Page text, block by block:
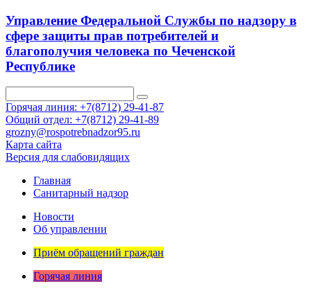
Управление Федеральной Службы по надзору в
сфере защиты прав потребителей и
благополучия человека по Чеченской
Республике
Горячая линия: +7(8712) 29-41-87
Общий отдел: +7(8712) 29-41-89
grozny@rospotrebnadzor95.ru
Карта сайта
Версия для слабовидящих
Главная
Санитарный надзор
Новости
Об управлении
Приём обращений граждан
Горячая линия